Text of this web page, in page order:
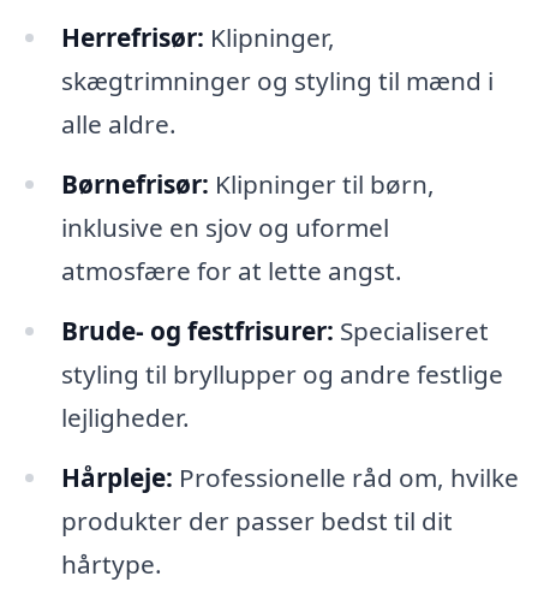
Herrefrisør: Klipninger,
skægtrimninger og styling til mænd i
alle aldre.
Børnefrisør: Klipninger til børn,
inklusive en sjov og uformel
atmosfære for at lette angst.
Brude- og festfrisurer: Specialiseret
styling til bryllupper og andre festlige
lejligheder.
Hårpleje: Professionelle råd om, hvilke
produkter der passer bedst til dit
hårtype.